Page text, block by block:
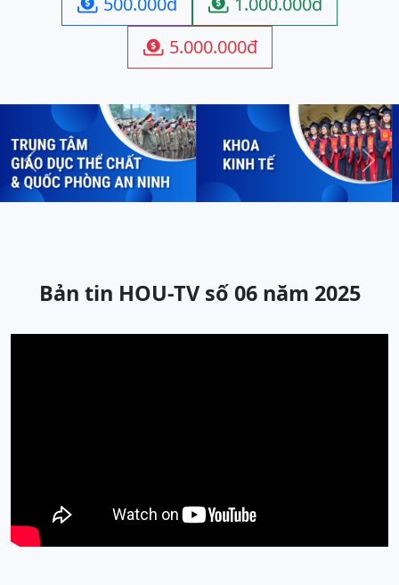
 
 5.000.000đ
Previous Next
Bản tin HOU-TV số 06 năm 2025